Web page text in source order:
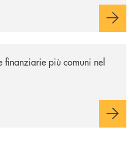
finanziarie più comuni nel